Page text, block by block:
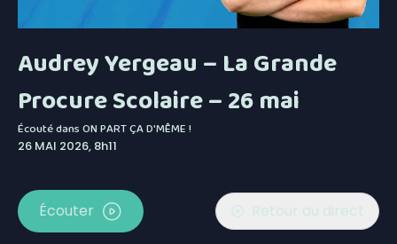
Audrey Yergeau – La Grande
Procure Scolaire – 26 mai
Écouté dansON PART ÇA D'MÊME !
26 MAI 2026, 8h11
Écouter Retour au direct